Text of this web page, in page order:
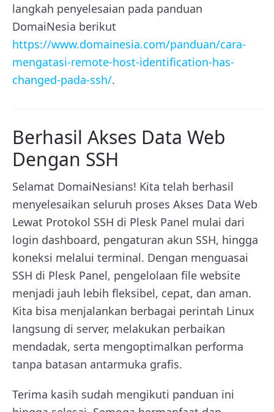
langkah penyelesaian pada panduan
DomaiNesia berikut
https://www.domainesia.com/panduan/cara-
mengatasi-remote-host-identification-has-
changed-pada-ssh/.
Berhasil Akses Data Web
Dengan SSH
Selamat DomaiNesians! Kita telah berhasil
menyelesaikan seluruh proses Akses Data Web
Lewat Protokol SSH di Plesk Panel mulai dari
login dashboard, pengaturan akun SSH, hingga
koneksi melalui terminal. Dengan menguasai
SSH di Plesk Panel, pengelolaan file website
menjadi jauh lebih fleksibel, cepat, dan aman.
Kita bisa menjalankan berbagai perintah Linux
langsung di server, melakukan perbaikan
mendadak, serta mengoptimalkan performa
tanpa batasan antarmuka grafis.
Terima kasih sudah mengikuti panduan ini